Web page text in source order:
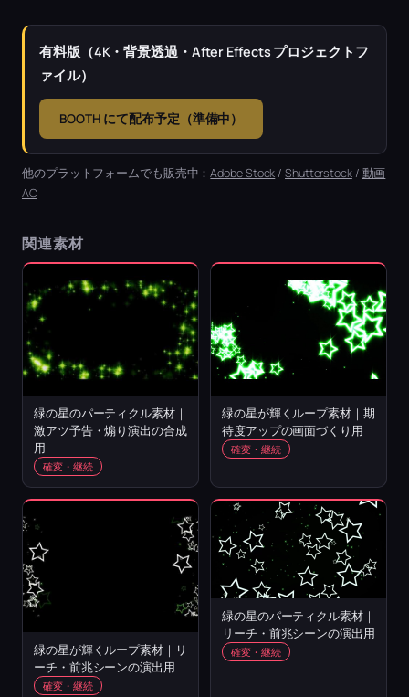
有料版（4K・背景透過・After Effects プロジェクトフ
ァイル）
BOOTH にて配布予定（準備中）
他のプラットフォームでも販売中：Adobe Stock /Shutterstock/ 動画
AC
関連素材
緑の星のパーティクル素材｜
激アツ予告・煽り演出の合成
用
確変・継続
緑の星が輝くループ素材｜期
待度アップの画面づくり用
確変・継続
緑の星が輝くループ素材｜リ
ーチ・前兆シーンの演出用
確変・継続
緑の星のパーティクル素材｜
リーチ・前兆シーンの演出用
確変・継続